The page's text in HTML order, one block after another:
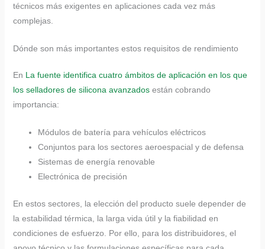
técnicos más exigentes en aplicaciones cada vez más
complejas.
Dónde son más importantes estos requisitos de rendimiento
En La fuente identifica cuatro ámbitos de aplicación en los que
los selladores de silicona avanzadosestán cobrando
importancia:
Módulos de batería para vehículos eléctricos
Conjuntos para los sectores aeroespacial y de defensa
Sistemas de energía renovable
Electrónica de precisión
En estos sectores, la elección del producto suele depender de
la estabilidad térmica, la larga vida útil y la fiabilidad en
condiciones de esfuerzo. Por ello, para los distribuidores, el